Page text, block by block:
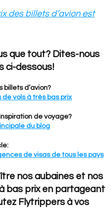
des billets d’avion est
que tout? Dites-nous
ci-dessous!
billets d’avion?
de vols à très bas prix
de voyage?
du blog
de visas de tous les pays
nos aubaines et nos
bas prix en partageant
Flytrippers à vos